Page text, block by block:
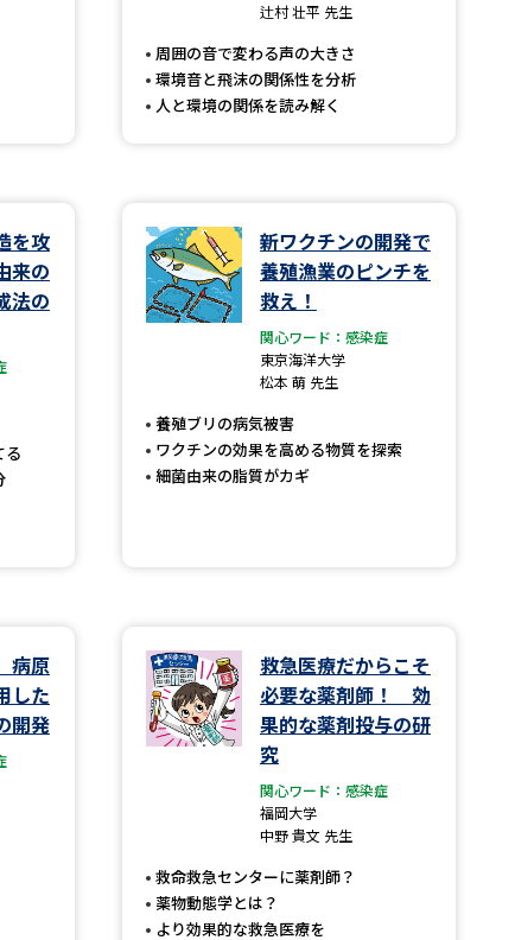
定試験
バルに強い大学特集
特集
高3生用）
資料検索
先輩が入学を決めた理由
辻村 壮平 先生
周囲の音で変わる声の大きさ
環境音と飛沫の関係性を分析
人と環境の関係を読み解く
を攻
来の
法の
る
新ワクチンの開発で
養殖漁業のピンチを
救え！
関心ワード：感染症
東京海洋大学
松本 萌 先生
養殖ブリの病気被害
ワクチンの効果を高める物質を探索
細菌由来の脂質がカギ
病原
した
開発
救急医療だからこそ
必要な薬剤師！ 効
果的な薬剤投与の研
究
関心ワード：感染症
福岡大学
中野 貴文 先生
救命救急センターに薬剤師？
薬物動態学とは？
より効果的な救急医療を